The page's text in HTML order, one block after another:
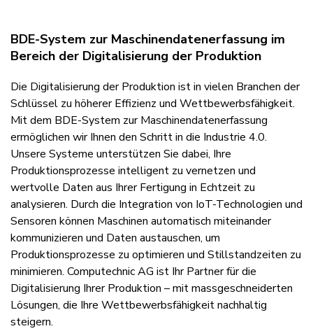
BDE-System zur Maschinendatenerfassung im
Bereich der Digitalisierung der Produktion
Die Digitalisierung der Produktion ist in vielen Branchen der
Schlüssel zu höherer Effizienz und Wettbewerbsfähigkeit.
Mit dem BDE-System zur Maschinendatenerfassung
ermöglichen wir Ihnen den Schritt in die Industrie 4.0.
Unsere Systeme unterstützen Sie dabei, Ihre
Produktionsprozesse intelligent zu vernetzen und
wertvolle Daten aus Ihrer Fertigung in Echtzeit zu
analysieren. Durch die Integration von IoT-Technologien und
Sensoren können Maschinen automatisch miteinander
kommunizieren und Daten austauschen, um
Produktionsprozesse zu optimieren und Stillstandzeiten zu
minimieren. Computechnic AG ist Ihr Partner für die
Digitalisierung Ihrer Produktion – mit massgeschneiderten
Lösungen, die Ihre Wettbewerbsfähigkeit nachhaltig
steigern.